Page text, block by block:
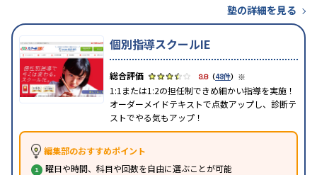
塾の詳細を見る
個別指導スクールIE
3.8（48件） ※
1:1または1:2の担任制できめ細かい指導を実施！
オーダーメイドテキストで点数アップし、診断テ
ストでやる気もアップ！
編集部のおすすめポイント
曜日や時間、科目や回数を自由に選ぶことが可能